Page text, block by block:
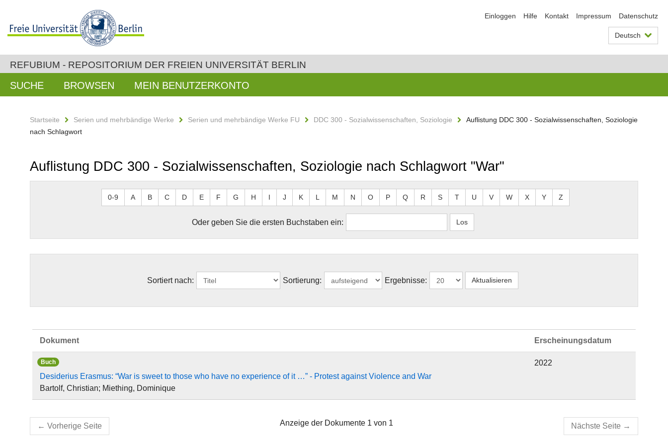
Einloggen Hilfe Kontakt Impressum Datenschutz
Deutsch
REFUBIUM - REPOSITORIUM DER FREIEN UNIVERSITÄT BERLIN
SUCHE BROWSEN MEIN BENUTZERKONTO
Startseite Serien und mehrbändige Werke Serien und mehrbändige Werke FU DDC 300 - Sozialwissenschaften, Soziologie
Auflistung DDC 300 - Sozialwissenschaften, Soziologie
nach Schlagwort
Auflistung DDC 300 - Sozialwissenschaften, Soziologie nach Schlagwort "War"
0-9 A B C D E F G H I J K L M N O P Q R S T U V W X Y Z
Oder geben Sie die ersten Buchstaben ein:
Sortiert nach: Sortierung: Ergebnisse:
Dokument Erscheinungsdatum
Buch
Desiderius Erasmus: “War is sweet to those who have no experience of it …” - Protest against Violence and War
Bartolf, Christian; Miething, Dominique
2022
← Vorherige Seite Anzeige der Dokumente 1 von 1 Nächste Seite →